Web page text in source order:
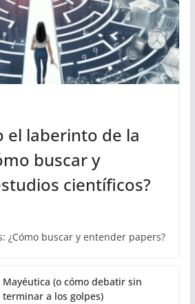
el laberinto de la
buscar y
científicos?
¿Cómo buscar y entender papers?
Mayéutica (o cómo debatir sin
terminar a los golpes)